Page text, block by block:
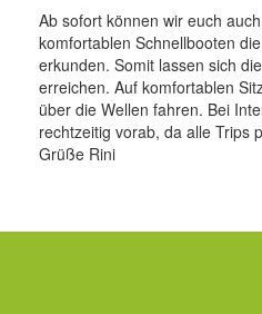
Ab sofort können wir euch
komfortablen Schnellbooten
erkunden. Somit lassen sich
erreichen. Auf komfortablen
über die Wellen fahren. Bei
rechtzeitig vorab, da alle Trips
Grüße Rini